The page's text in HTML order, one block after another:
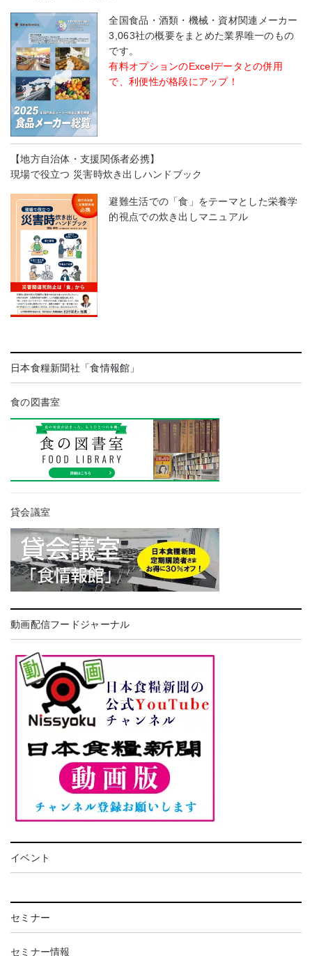
全国食品・酒類・機械・資材関連メーカー
3,063社の概要をまとめた業界唯一のもの
です。
有料オプションのExcelデータとの併用
で、利便性が格段にアップ！
【地方自治体・支援関係者必携】
現場で役立つ 災害時炊き出しハンドブック
避難生活での「食」をテーマとした栄養学
的視点での炊き出しマニュアル
日本食糧新聞社「食情報館」
食の図書室
貸会議室
動画配信フードジャーナル
イベント
セミナー
セミナー情報